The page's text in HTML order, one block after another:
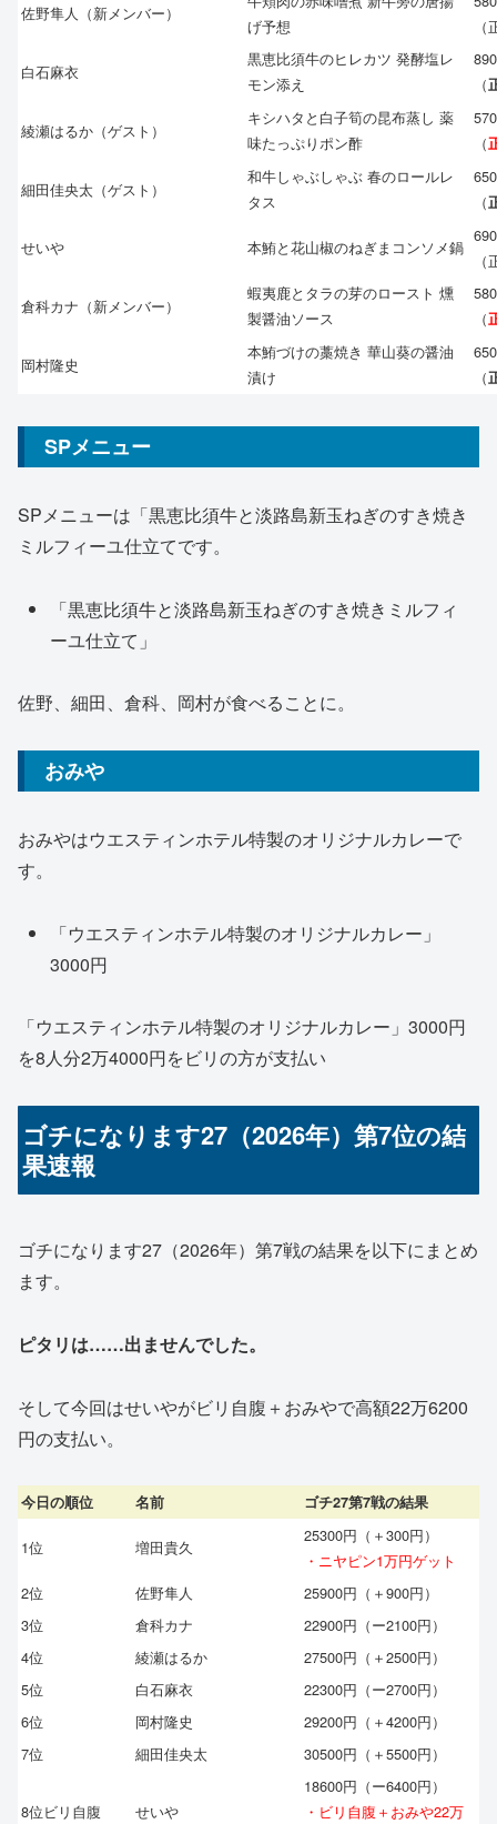
佐野隼人（新メンバー）
げ予想
白石麻衣
黒恵比須牛のヒレカツ 発酵塩レ
モン添え
（
綾瀬はるか（ゲスト）
キシハタと白子筍の昆布蒸し 薬
味たっぷりポン酢
（
細田佳央太（ゲスト）
和牛しゃぶしゃぶ 春のロールレ
タス
（
せいや 本鮪と花山椒のねぎまコンソメ鍋
倉科カナ（新メンバー）
蝦夷鹿とタラの芽のロースト 燻
製醤油ソース
（
岡村隆史
本鮪づけの藁焼き 華山葵の醤油
漬け
（
SPメニュー
SPメニューは「黒恵比須牛と淡路島新玉ねぎのすき焼き
ミルフィーユ仕立てです。
「黒恵比須牛と淡路島新玉ねぎのすき焼きミルフィ
ーユ仕立て」
佐野、細田、倉科、岡村が食べることに。
おみや
おみやはウエスティンホテル特製のオリジナルカレーで
す。
「ウエスティンホテル特製のオリジナルカレー」
3000円
「ウエスティンホテル特製のオリジナルカレー」3000円
を8人分2万4000円をビリの方が支払い
ゴチになります27（2026年）第7位の結
果速報
ゴチになります27（2026年）第7戦の結果を以下にまとめ
ます。
ピタリは……出ませんでした。
そして今回はせいやがビリ自腹＋おみやで高額22万6200
円の支払い。
今日の順位 名前 ゴチ27第7戦の結果
1位 増田貴久
25300円（＋300円）
・ニヤピン1万円ゲット
2位
佐野隼人
25900円（＋900円）
3位
倉科カナ
22900円（ー2100円）
4位
綾瀬はるか
27500円（＋2500円）
5位
白石麻衣
22300円（ー2700円）
6位
岡村隆史
29200円（＋4200円）
7位
細田佳央太 30500円（＋5500円）
8位ビリ自腹 せいや
18600円（ー6400円）
・ビリ自腹＋おみや22万